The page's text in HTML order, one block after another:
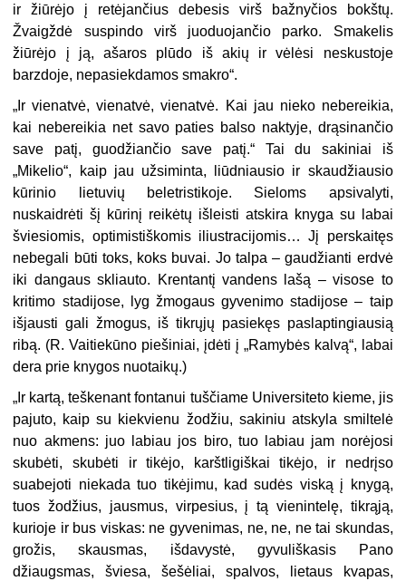
ir žiūrėjo į retėjančius debesis virš bažnyčios bokštų.
Žvaigždė su­spindo virš juoduojančio parko. Smakelis
žiūrėjo į ją, ašaros plūdo iš akių ir vėlėsi neskustoje
barzdoje, nepasiekdamos smakro“.
„Ir vienatvė, vienatvė, vienatvė. Kai jau nieko nebereikia,
kai nebe­reikia net savo paties balso naktyje, drąsinančio
save patį, guodžiančio save patį.“ Tai du sakiniai iš
„Mikelio“, kaip jau užsiminta, liūdniausio ir skaudžiausio
kūrinio lietuvių beletristikoje. Sieloms apsivalyti,
nuskaidrėti šį kūrinį reikėtų išleisti atskira knyga su labai
šviesiomis, op­timistiškomis iliustracijomis… Jį perskaitęs
nebegali būti toks, koks bu­vai. Jo talpa – gaudžianti erdvė
iki dangaus skliauto. Krentantį vandens lašą – visose to
kritimo stadijose, lyg žmogaus gyvenimo stadijose – taip
išjausti gali žmogus, iš tikrųjų pasiekęs paslaptingiausią
ribą. (R. Vaitiekūno piešiniai, įdėti į „Ramybės kalvą“, labai
dera prie knygos nuotaikų.)
„Ir kartą, teškenant fontanui tuščiame Universiteto kieme, jis
pajuto, kaip su kiekvienu žodžiu, sakiniu atskyla smiltelė
nuo akmens: juo labiau jos biro, tuo labiau jam norėjosi
skubėti, skubėti ir tikėjo, karštligiškai tikėjo, ir nedrįso
suabejoti niekada tuo tikėjimu, kad sudės viską į knygą,
tuos žodžius, jausmus, virpesius, į tą vienintelę, tikrąją,
kurioje ir bus viskas: ne gyvenimas, ne, ne, ne tai skundas,
grožis, skausmas, išdavystė, gyvuliškasis Pano
džiaugsmas, šviesa, šešėliai, spalvos, lietaus kvapas,